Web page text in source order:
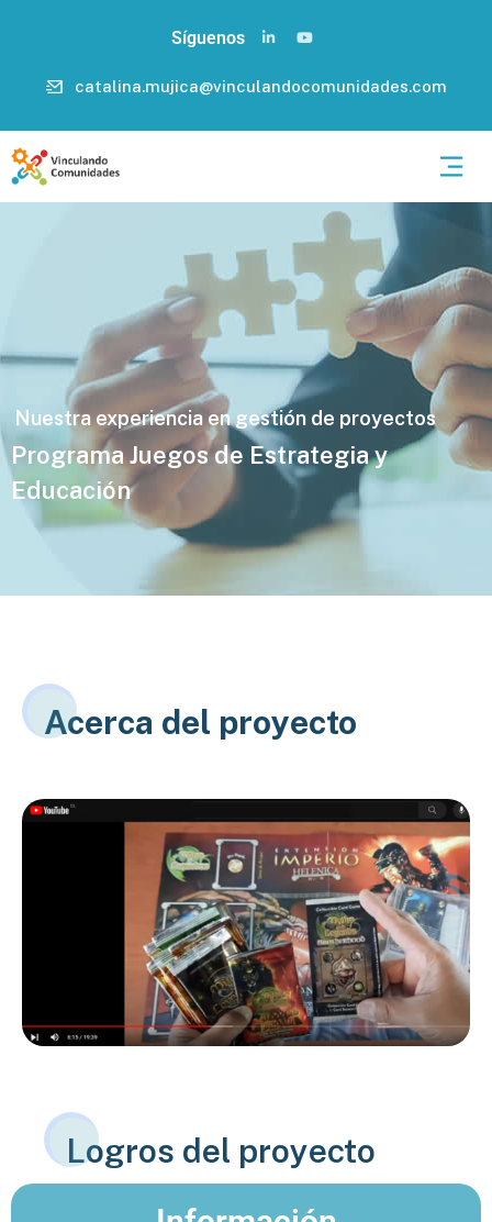
Síguenos
catalina.mujica@vinculandocomunidades.com
Nuestra experiencia en gestión de proyectos
Programa Juegos de Estrategia y
Educación
Acerca del proyecto
Logros del proyecto